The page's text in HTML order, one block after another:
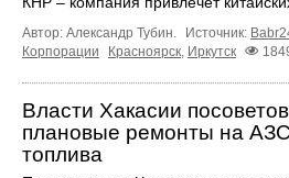
Автор: Александр Тубин. Источник:
Корпорации
Красноярск, Иркутск
Власти Хакасии
плановые ремонты на
топлива